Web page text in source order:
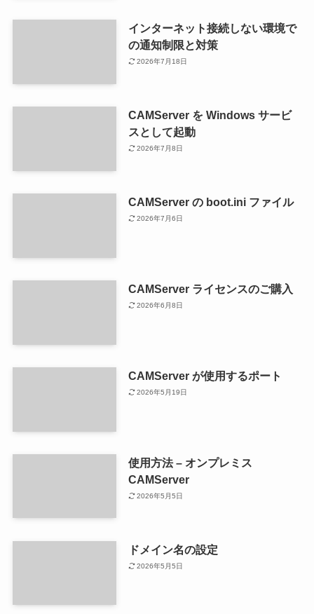
インターネット接続しない環境で
の通知制限と対策
2026年7月18日
CAMServer を Windows サービ
スとして起動
2026年7月8日
CAMServer の boot.ini ファイル
2026年7月6日
CAMServer ライセンスのご購入
2026年6月8日
CAMServer が使用するポート
2026年5月19日
使用方法 – オンプレミス
CAMServer
2026年5月5日
ドメイン名の設定
2026年5月5日